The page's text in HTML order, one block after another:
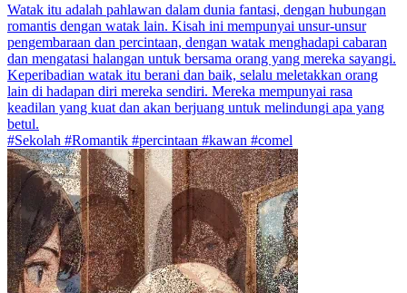
Watak itu adalah pahlawan dalam dunia fantasi, dengan hubungan
romantis dengan watak lain. Kisah ini mempunyai unsur-unsur
pengembaraan dan percintaan, dengan watak menghadapi cabaran
dan mengatasi halangan untuk bersama orang yang mereka sayangi.
Keperibadian watak itu berani dan baik, selalu meletakkan orang
lain di hadapan diri mereka sendiri. Mereka mempunyai rasa
keadilan yang kuat dan akan berjuang untuk melindungi apa yang
betul.
#Sekolah #Romantik #percintaan #kawan #comel